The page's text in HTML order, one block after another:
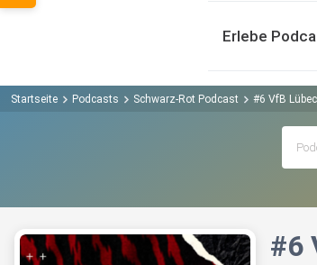
Erlebe
Startseite Podcasts Schwarz-Rot Podcast #6 VfB
#6